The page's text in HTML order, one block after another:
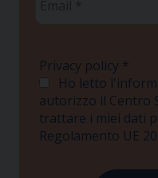
Privacy policy *
Ho letto
autorizzo il Centro
trattare i miei dati
Regolamento UE